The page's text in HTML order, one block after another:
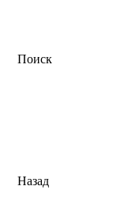
Поиск
Назад